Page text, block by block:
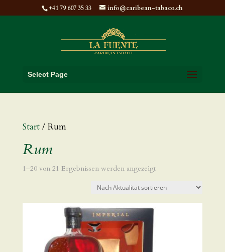
+41 79 607 35 33 info@caribean-tabaco.ch
Select Page
Start/ Rum
Rum
1–20 von 21 Ergebnissen werden angezeigtNach
sortiert